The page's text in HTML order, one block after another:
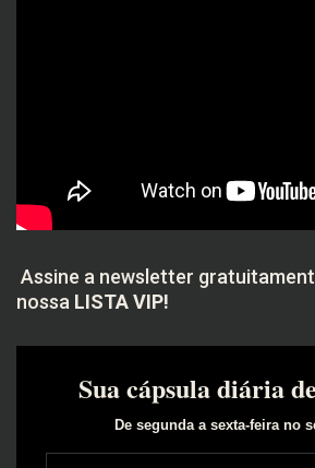
Assine a newsletter
nossa LISTA VIP!
Sua cápsula diária
De segunda a sexta-feira no